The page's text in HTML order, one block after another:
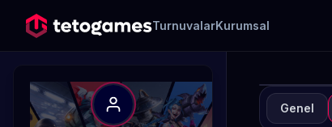
TurnuvalarKurumsal
Genel